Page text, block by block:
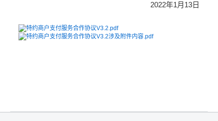
2022年1月13日
特约商户支付服务合作协议V3.2.pdf
特约商户支付服务合作协议V3.2涉及附件内容.pdf